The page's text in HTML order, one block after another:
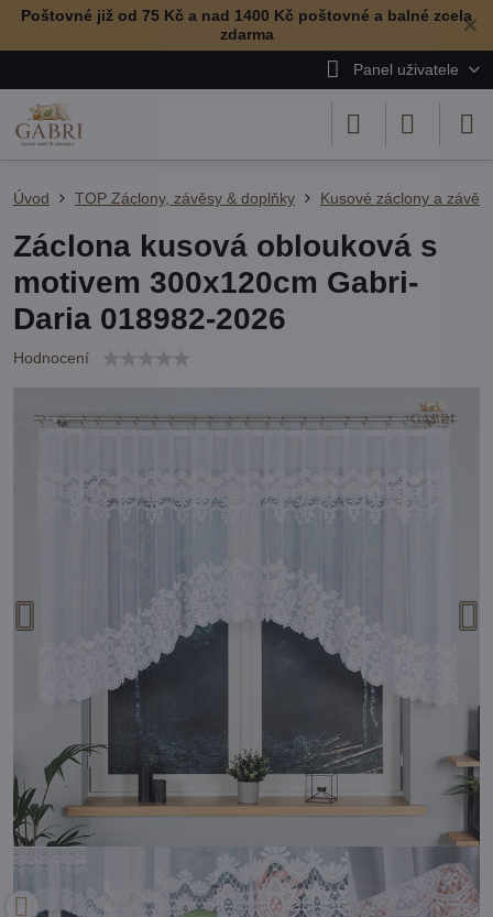
✕
Poštovné již od 75 Kč a nad 1400 Kč poštovné a balné zcela
zdarma
Panel uživatele
Úvod TOP Záclony, závěsy & doplňky Kusové záclony a
Záclona kusová oblouková s
motivem 300x120cm Gabri-
Daria 018982-2026
Hodnocení